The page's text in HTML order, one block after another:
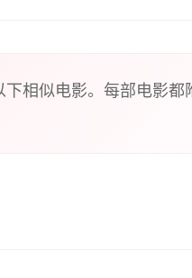
相似电影。每部电影都